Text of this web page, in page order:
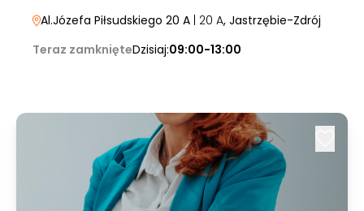
Al.Józefa Piłsudskiego 20 A | 20 A, Jastrzębie-Zdrój
Teraz zamknięteDzisiaj:09:00-13:00